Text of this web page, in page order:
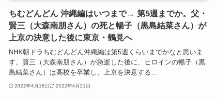
ちむどんどん 沖縄編はいつまで→ 第5週までか。父・
賢三（大森南朋さん）の死と暢子（黒島結菜さん）が
上京の決意した後に東京・鶴見へ
NHK朝ドラちむどんどん沖縄編は第5週くらいまでかなと思いま
す。賢三（大森南朋さん）が急逝した後に、ヒロインの暢子（黒
島結菜さん）は高校を卒業し、上京を決意する...
2022年4月16日 2022年4月21日